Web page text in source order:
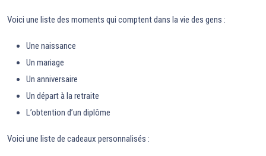
Voici une liste des moments qui comptent dans la vie des gens :
Une naissance
Un mariage
Un anniversaire
Un départ à la retraite
L’obtention d’un diplôme
Voici une liste de cadeaux personnalisés :